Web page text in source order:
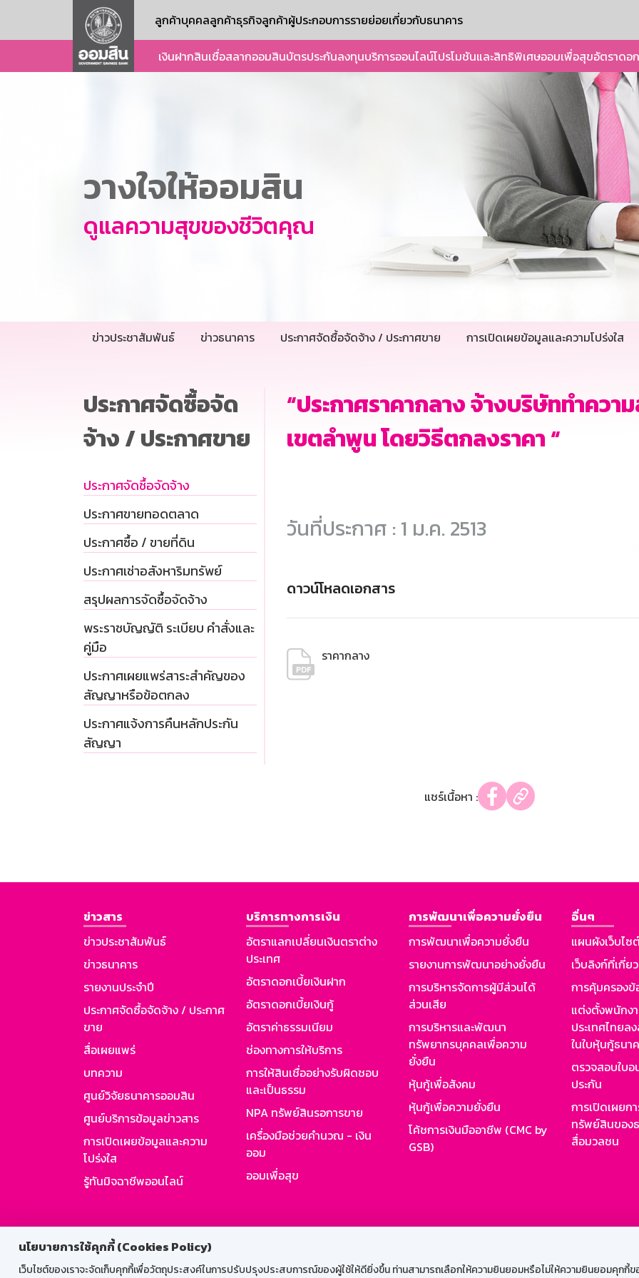
นโยบายการใช้คุกกี้ (Cookies Policy)
เว็บไซต์ของเราจะจัดเก็บคุกกี้เพื่อวัตถุประสงค์ในการปรับปรุงประสบการณ์ของผู้ใช้ให้ดียิ่งขึ้น ท่านสามารถเลือกให้ความยินยอมหรือไม่ให้ความยินยอมคุกกี้ข
ลูกค้าบุคคลลูกค้าธุรกิจลูกค้าผู้ประกอบการรายย่อยเกี่ยวกับธนาคาร
เงินฝากสินเชื่อสลากออมสินบัตรประกันลงทุนบริการออนไลน์โปรโมชันและสิทธิพิเศษออมเพื่อสุขอัตราดอ
วางใจให้ออมสิน
ดูแลความสุขของชีวิตคุณ
ข่าวประชาสัมพันธ์ ข่าวธนาคาร ประกาศจัดซื้อจัดจ้าง / ประกาศขาย การเปิดเผยข้อมูลและความโปร่งใส
ประกาศจัดซื้อจัด
จ้าง / ประกาศขาย
ประกาศจัดซื้อจัดจ้าง
ประกาศขายทอดตลาด
ประกาศซื้อ / ขายที่ดิน
ประกาศเช่าอสังหาริมทรัพย์
สรุปผลการจัดซื้อจัดจ้าง
พระราชบัญญัติ ระเบียบ คำสั่งและ
คู่มือ
ประกาศเผยแพร่สาระสำคัญของ
สัญญาหรือข้อตกลง
ประกาศแจ้งการคืนหลักประกัน
สัญญา
“ประกาศราคากลาง จ้างบริษัททำควา
เขตลำพูน โดยวิธีตกลงราคา “
วันที่ประกาศ : 1 ม.ค. 2513
ดาวน์โหลดเอกสาร
ราคากลาง
แชร์เนื้อหา :
ข่าวสาร
ข่าวประชาสัมพันธ์
ข่าวธนาคาร
รายงานประจำปี
ประกาศจัดซื้อจัดจ้าง / ประกาศ
ขาย
สื่อเผยแพร่
บทความ
ศูนย์วิจัยธนาคารออมสิน
ศูนย์บริการข้อมูลข่าวสาร
การเปิดเผยข้อมูลและความ
โปร่งใส
รู้ทันมิจฉาชีพออนไลน์
บริการทางการเงิน
อัตราแลกเปลี่ยนเงินตราต่าง
ประเทศ
อัตราดอกเบี้ยเงินฝาก
อัตราดอกเบี้ยเงินกู้
อัตราค่าธรรมเนียม
ช่องทางการให้บริการ
การให้สินเชื่ออย่างรับผิดชอบ
และเป็นธรรม
NPA ทรัพย์สินรอการขาย
เครื่องมือช่วยคำนวณ - เงิน
ออม
ออมเพื่อสุข
การพัฒนาเพื่อความยั่งยืน
การพัฒนาเพื่อความยั่งยืน
รายงานการพัฒนาอย่างยั่งยืน
การบริหารจัดการผู้มีส่วนได้
ส่วนเสีย
การบริหารและพัฒนา
ทรัพยากรบุคคลเพื่อความ
ยั่งยืน
หุ้นกู้เพื่อสังคม
หุ้นกู้เพื่อความยั่งยืน
โค้ชการเงินมืออาชีพ (CMC by
GSB)
อื่นๆ
แผนผังเว็บไซ
เว็บลิงก์ที่เกี่ย
การคุ้มครอง
แต่งตั้งพนักง
ประเทศไทยล
ในใบหุ้นกู้ธนา
ตรวจสอบใบ
ประกัน
การเปิดเผยก
ทรัพย์สินของ
สื่อมวลชน